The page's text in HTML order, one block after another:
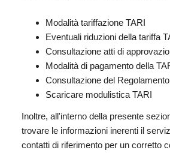
Modalità tariffazione TARI
Eventuali riduzioni della tariffa
Consultazione atti di
Modalità di pagamento della
Consultazione del
Scaricare modulistica TARI
Inoltre, all'interno della presente
trovare le informazioni inerenti il
contatti di riferimento per un corretto